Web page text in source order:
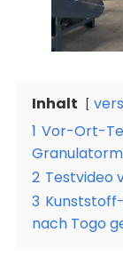
Inhalt
1 Vor-Ort-
2 Testvideo
3
nach Togo